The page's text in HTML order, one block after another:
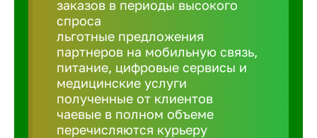
Великий
заказов в периоды высокого
спроса
льготные предложения
партнеров на мобильную связь,
питание, цифровые сервисы и
медицинские услуги
полученные от клиентов
чаевые в полном объеме
перечисляются курьеру